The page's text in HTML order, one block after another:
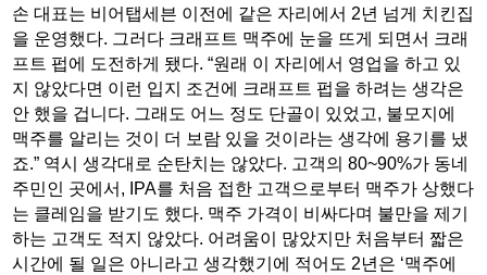
손 대표는 비어탭세븐 이전에 같은 자리에서 2년 넘게 치킨집
을 운영했다. 그러다 크래프트 맥주에 눈을 뜨게 되면서 크래
프트 펍에 도전하게 됐다. “원래 이 자리에서 영업을 하고 있
지 않았다면 이런 입지 조건에 크래프트 펍을 하려는 생각은
안 했을 겁니다. 그래도 어느 정도 단골이 있었고, 불모지에
맥주를 알리는 것이 더 보람 있을 것이라는 생각에 용기를 냈
죠.” 역시 생각대로 순탄치는 않았다. 고객의 80~90%가 동네
주민인 곳에서, IPA를 처음 접한 고객으로부터 맥주가 상했다
는 클레임을 받기도 했다. 맥주 가격이 비싸다며 불만을 제기
하는 고객도 적지 않았다. 어려움이 많았지만 처음부터 짧은
시간에 될 일은 아니라고 생각했기에 적어도 2년은 ‘맥주에